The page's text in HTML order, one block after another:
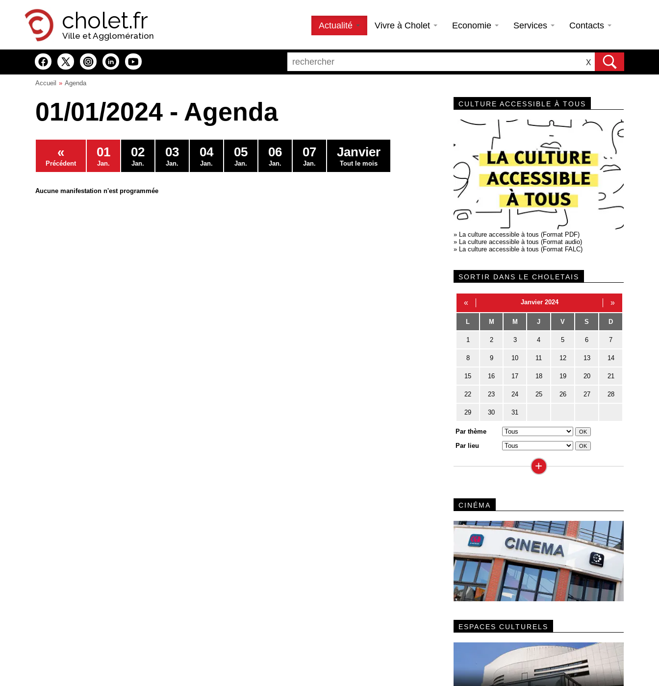
cholet.fr
Ville et Agglomération
Actualité Vivre à Cholet Economie Services Contacts
X
Accueil Agenda
01/01/2024 - Agenda
«
Précédent
01
Jan.
02
Jan.
03
Jan.
04
Jan.
05
Jan.
06
Jan.
07
Jan.
Janvier
Tout le mois
Aucune manifestation n'est programmée
CULTURE ACCESSIBLE À TOUS
» La culture accessible à tous (Format PDF)
» La culture accessible à tous (Format audio)
» La culture accessible à tous (Format FALC)
SORTIR DANS LE CHOLETAIS
« Janvier 2024 »
L M M J V S D
1 2 3 4 5 6 7
8 9 10 11 12 13 14
15 16 17 18 19 20 21
22 23 24 25 26 27 28
29 30 31
Par thème
Par lieu
+
CINÉMA
ESPACES CULTURELS